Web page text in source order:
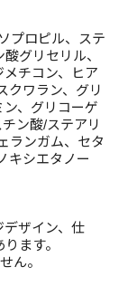
プロピル、ステ
グリセリル、
チコン、ヒア
クワラン、グリ
、グリコーゲ
ン酸/ステアリ
ランガム、セタ
キシエタノー
デザイン、仕
ます。
ん。